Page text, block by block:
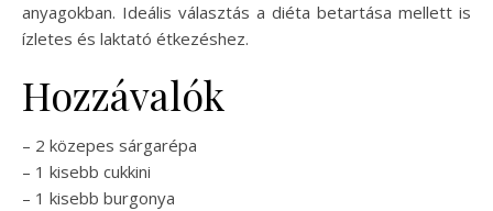
anyagokban. Ideális választás a diéta betartása mellett is
ízletes és laktató étkezéshez.
Hozzávalók
– 2 közepes sárgarépa
– 1 kisebb cukkini
– 1 kisebb burgonya